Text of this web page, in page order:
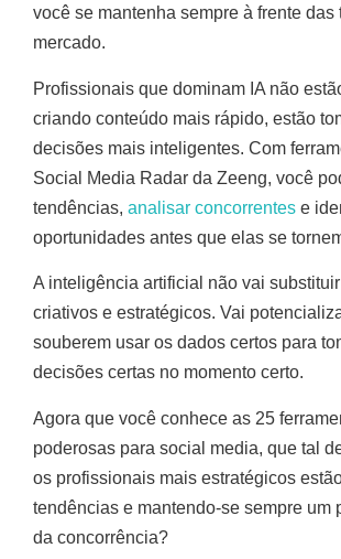
você se mantenha sempre à frente das
mercado.
Profissionais que dominam IA não
criando conteúdo mais rápido, estão
decisões mais inteligentes. Com
Social Media Radar da Zeeng, você
tendências, analisar concorrentes e
oportunidades antes que elas se
A inteligência artificial não vai
criativos e estratégicos. Vai
souberem usar os dados certos para
decisões certas no momento certo.
Agora que você conhece as 25
poderosas para social media, que tal
os profissionais mais estratégicos
tendências e mantendo-se sempre um
da concorrência?